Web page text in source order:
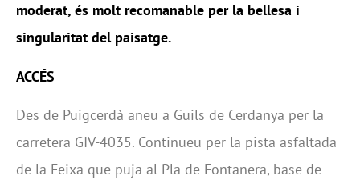
moderat, és molt recomanable per la bellesa i
singularitat del paisatge.
ACCÉS
Des de Puigcerdà aneu a Guils de Cerdanya per la
carretera GIV-4035. Continueu per la pista asfaltada
de la Feixa que puja al Pla de Fontanera, base de